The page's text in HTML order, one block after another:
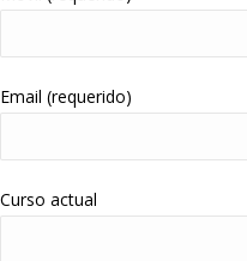
Email (requerido)
Curso actual